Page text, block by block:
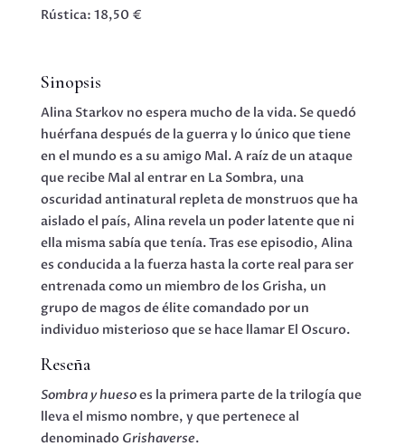
Rústica: 18,50 €
Sinopsis
Alina Starkov no espera mucho de la vida. Se quedó
huérfana después de la guerra y lo único que tiene
en el mundo es a su amigo Mal. A raíz de un ataque
que recibe Mal al entrar en La Sombra, una
oscuridad antinatural repleta de monstruos que ha
aislado el país, Alina revela un poder latente que ni
ella misma sabía que tenía. Tras ese episodio, Alina
es conducida a la fuerza hasta la corte real para ser
entrenada como un miembro de los Grisha, un
grupo de magos de élite comandado por un
individuo misterioso que se hace llamar El Oscuro.
Reseña
Sombra y huesoes la primera parte de la trilogía que
lleva el mismo nombre, y que pertenece al
denominado Grishaverse.